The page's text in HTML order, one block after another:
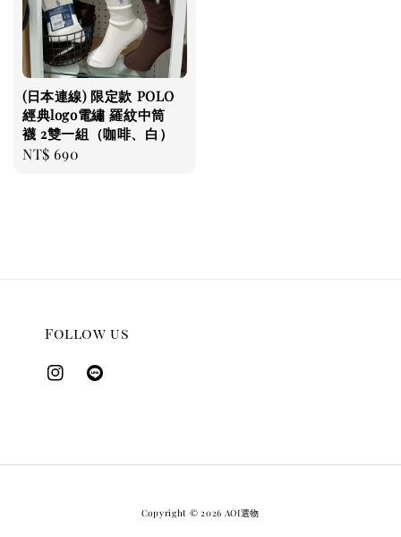
(日本連線) 限定款 POLO
經典logo電繡 羅紋中筒
襪 2雙一組（咖啡、白）
Regular
NT$ 690
Follow us
Copyright © 2026 AOI選物